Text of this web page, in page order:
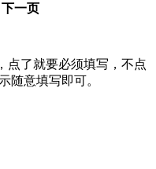
下一页
点了就要必须填写，不点
随意填写即可。